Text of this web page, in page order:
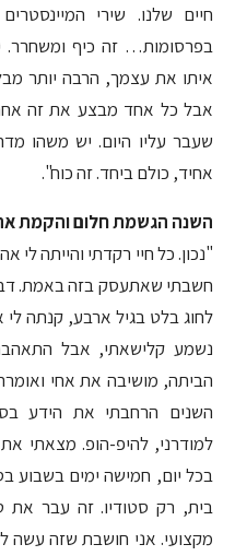
חיים שלנו. שירי
בפרסומות… זה כיף
איתו את עצמך, הרבה יותר
אבל כל אחד מבצע את זה
שעבר עליו היום. יש משהו
אחיד, כולם ביחד. זה כוח".
השנה הגשמת חלום והקמת את
"נכון. כל חיי רקדתי והייתה
חשבתי שאתעסק בזה באמת.
לחוג בלט בגיל ארבע, קנתה
נשמע קלישאתי, אבל
הביתה, מושיבה את אחי
השנים הרחבתי את הידע
למודרני, להיפ-הופ. מצאתי
בכל יום, חמישה ימים בשבוע
בית, רק סטודיו. זה עבר את
מקצועי. אני חושבת שזה עשה